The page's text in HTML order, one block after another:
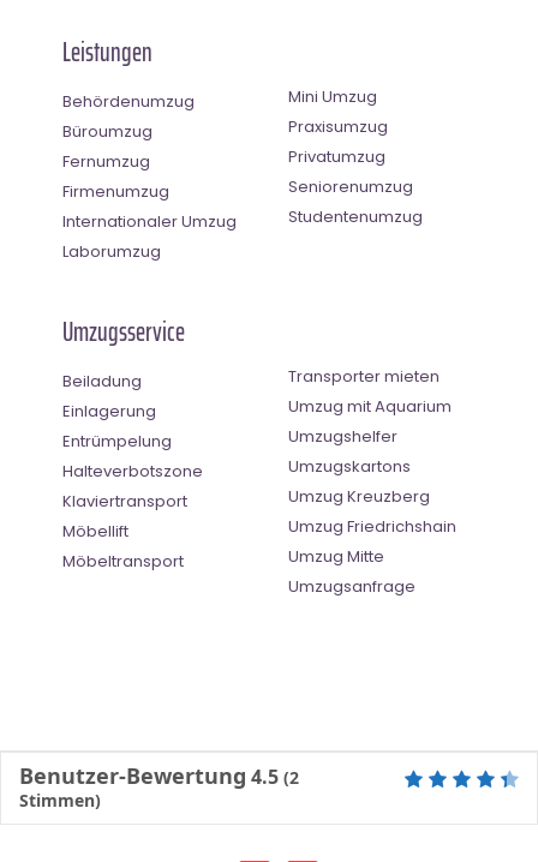
Leistungen
Behördenumzug
Büroumzug
Fernumzug
Firmenumzug
Internationaler Umzug
Laborumzug
Mini Umzug
Praxisumzug
Privatumzug
Seniorenumzug
Studentenumzug
Umzugsservice
Beiladung
Einlagerung
Entrümpelung
Halteverbotszone
Klaviertransport
Möbellift
Möbeltransport
Transporter mieten
Umzug mit Aquarium
Umzugshelfer
Umzugskartons
Umzug Kreuzberg
Umzug Friedrichshain
Umzug Mitte
Umzugsanfrage
Benutzer-Bewertung 4.5 (2
Stimmen)